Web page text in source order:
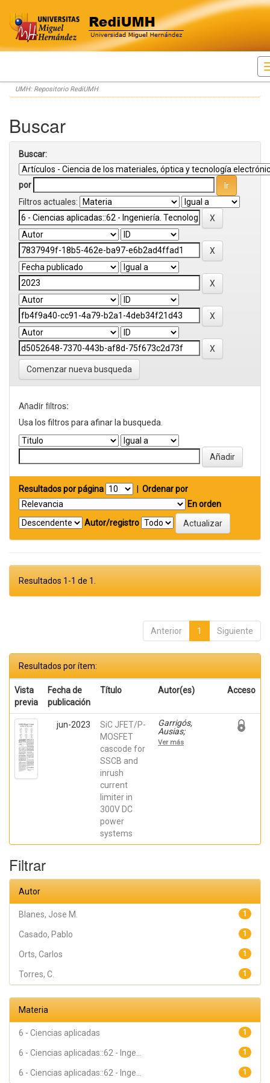
Skip
navigation
UMH: Repositorio RediUMH
Buscar
Buscar:
por
Filtros actuales:
Comenzar nueva busqueda
Añadir filtros:
Usa los filtros para afinar la busqueda.
Resultados por página
Ordenar por
En orden
Autor/registro
Resultados 1-1 de 1.
Anterior 1 Siguiente
Resultados por ítem:
Vista
previa
Fecha de
publicación
Título Autor(es) Acceso
jun-2023
SiC JFET/P-
MOSFET
cascode for
SSCB and
inrush
current
limiter in
300V DC
power
systems
Garrigós,
Ausias;
Marroquí,
David; Blanes,
Ver más
Filtrar
Autor
1
Blanes, Jose M.
1
Casado, Pablo
1
Orts, Carlos
1
Torres, C.
Materia
1
6 - Ciencias aplicadas
1
6 - Ciencias aplicadas::62 - Inge...
1
6 - Ciencias aplicadas::62 - Inge...